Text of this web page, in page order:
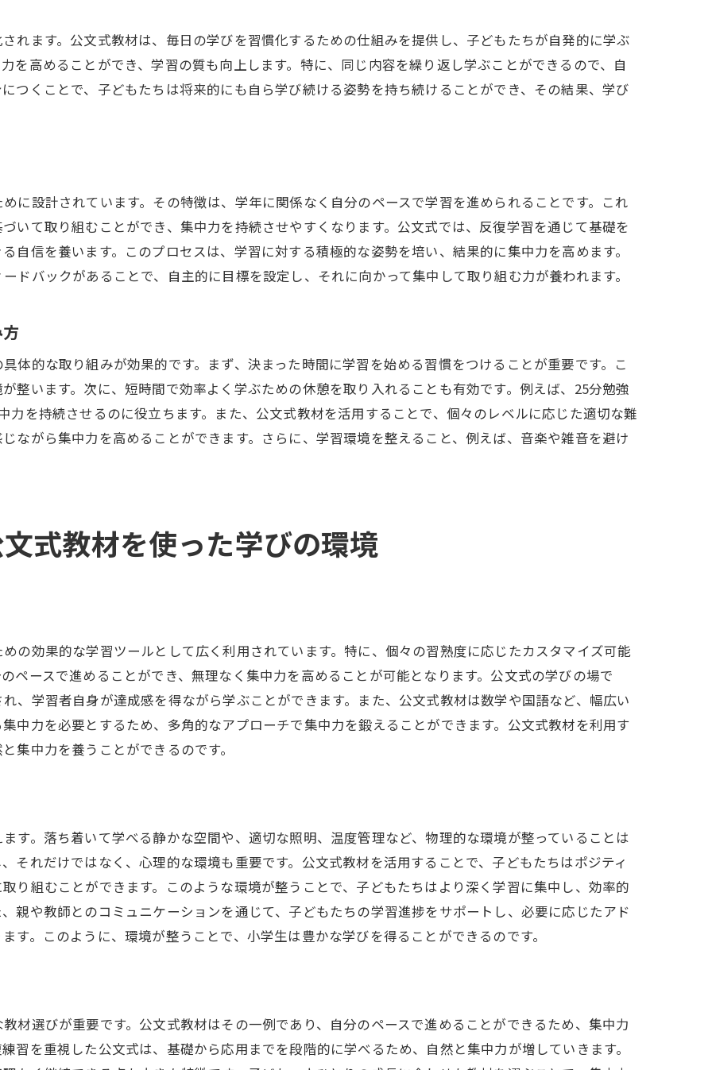
公文式教材で小学生の集中力を飛躍的に向上させる方法
集中力向上のための公文式教材の選び方
飛躍的な集中力向上を目指す学習法
集中力を高めるための学習習慣
集中力が育つ公文式教材の具体的な取り組み方
公文式教材を活用した日々の学習プラン
成功事例から学ぶ集中力向上の秘訣
持続可能な集中力を育む学びのアプローチ
楽しく学ぶ！公文式教材による集中力強化の秘訣
学習の楽しさを引き出す具体例
集中力向上のための成功事例
公文式教材の活用法と実践例
学びを支える教材の具体的な利用例
実際の事例から学ぶ集中力アップの方法
れます。公文式教材は、毎日の学びを習慣化するための仕組みを提供し、子どもたちが自発的に学ぶ
を高めることができ、学習の質も向上します。特に、同じ内容を繰り返し学ぶことができるので、自
つくことで、子どもたちは将来的にも自ら学び続ける姿勢を持ち続けることができ、その結果、学び
に設計されています。その特徴は、学年に関係なく自分のペースで学習を進められることです。これ
いて取り組むことができ、集中力を持続させやすくなります。公文式では、反復学習を通じて基礎を
自信を養います。このプロセスは、学習に対する積極的な姿勢を培い、結果的に集中力を高めます。
ドバックがあることで、自主的に目標を設定し、それに向かって集中して取り組む力が養われます。
体的な取り組みが効果的です。まず、決まった時間に学習を始める習慣をつけることが重要です。こ
整います。次に、短時間で効率よく学ぶための休憩を取り入れることも有効です。例えば、25分勉強
力を持続させるのに役立ちます。また、公文式教材を活用することで、個々のレベルに応じた適切な難
ながら集中力を高めることができます。さらに、学習環境を整えること、例えば、音楽や雑音を避け
式教材を使った学びの環境
の効果的な学習ツールとして広く利用されています。特に、個々の習熟度に応じたカスタマイズ可能
ペースで進めることができ、無理なく集中力を高めることが可能となります。公文式の学びの場で
、学習者自身が達成感を得ながら学ぶことができます。また、公文式教材は数学や国語など、幅広い
中力を必要とするため、多角的なアプローチで集中力を鍛えることができます。公文式教材を利用す
集中力を養うことができるのです。
す。落ち着いて学べる静かな空間や、適切な照明、温度管理など、物理的な環境が整っていることは
それだけではなく、心理的な環境も重要です。公文式教材を活用することで、子どもたちはポジティ
り組むことができます。このような環境が整うことで、子どもたちはより深く学習に集中し、効率的
親や教師とのコミュニケーションを通じて、子どもたちの学習進捗をサポートし、必要に応じたアド
す。このように、環境が整うことで、小学生は豊かな学びを得ることができるのです。
材選びが重要です。公文式教材はその一例であり、自分のペースで進めることができるため、集中力
習を重視した公文式は、基礎から応用までを段階的に学べるため、自然と集中力が増していきます。